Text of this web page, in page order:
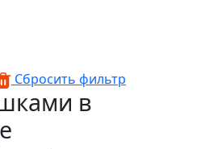
Сбросить фильтр
в